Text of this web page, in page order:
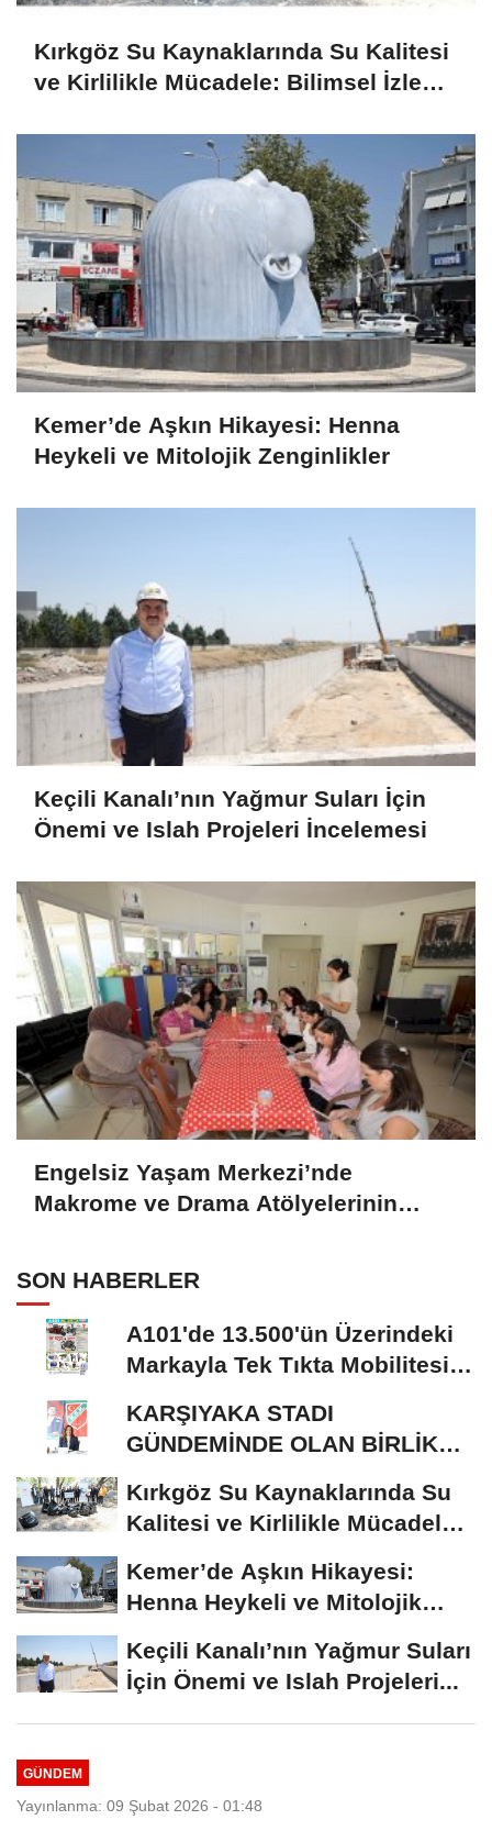
Kırkgöz Su Kaynaklarında Su Kalitesi
ve Kirlilikle Mücadele: Bilimsel İzleme
Kemer’de Aşkın Hikayesi: Henna
Heykeli ve Mitolojik Zenginlikler
Keçili Kanalı’nın Yağmur Suları İçin
Önemi ve Islah Projeleri İncelemesi
Engelsiz Yaşam Merkezi’nde
Makrome ve Drama Atölyelerinin
SON HABERLER
A101'de 13.500'ün Üzerindeki
Markayla Tek Tıkta Mobilitesi
KARŞIYAKA STADI
GÜNDEMİNDE OLAN BİRLİK
Kırkgöz Su Kaynaklarında Su
Kalitesi ve Kirlilikle Mücadele:
Kemer’de Aşkın Hikayesi:
Henna Heykeli ve Mitolojik
Keçili Kanalı’nın Yağmur Suları
İçin Önemi ve Islah Projeleri...
GÜNDEM
Yayınlanma: 09 Şubat 2026 - 01:48